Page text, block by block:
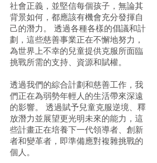
社會正義，並堅信每個孩子，無論其
背景如何，都應該有機會充分發揮自
己的潛力。 透過各種各樣的倡議和計
劃，這些慈善事業正在不懈地努力，
為世界上不幸的兒童提供克服所面臨
挑戰所需的支持、資源和賦權。
透過我們的綜合計劃和慈善工作，我
們正在為弱勢年輕人的生活帶來深遠
的影響。 透過賦予兒童克服逆境、釋
放潛力並展望更光明未來的能力，這
些計畫正在培養下一代領導者、創新
者和變革者，即準備應對複雜挑戰的
個人。